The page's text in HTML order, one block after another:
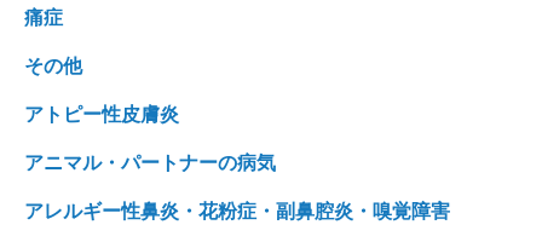
痛症
その他
アトピー性皮膚炎
アニマル・パートナーの病気
アレルギー性鼻炎・花粉症・副鼻腔炎・嗅覚障害